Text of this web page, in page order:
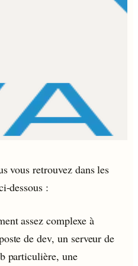
vous retrouvez dans les
dessous :
assez complexe à
de dev, un serveur de
particulière, une